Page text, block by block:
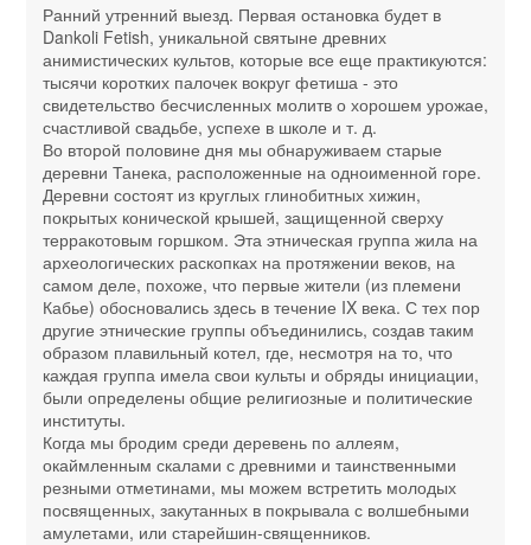
Ранний утренний выезд. Первая остановка будет в
Dankoli Fetish, уникальной святыне древних
анимистических культов, которые все еще практикуются:
тысячи коротких палочек вокруг фетиша - это
свидетельство бесчисленных молитв о хорошем урожае,
счастливой свадьбе, успехе в школе и т. д.
Во второй половине дня мы обнаруживаем старые
деревни Танека, расположенные на одноименной горе.
Деревни состоят из круглых глинобитных хижин,
покрытых конической крышей, защищенной сверху
терракотовым горшком. Эта этническая группа жила на
археологических раскопках на протяжении веков, на
самом деле, похоже, что первые жители (из племени
Кабье) обосновались здесь в течение IX века. С тех пор
другие этнические группы объединились, создав таким
образом плавильный котел, где, несмотря на то, что
каждая группа имела свои культы и обряды инициации,
были определены общие религиозные и политические
институты.
Когда мы бродим среди деревень по аллеям,
окаймленным скалами с древними и таинственными
резными отметинами, мы можем встретить молодых
посвященных, закутанных в покрывала с волшебными
амулетами, или старейшин-священников.